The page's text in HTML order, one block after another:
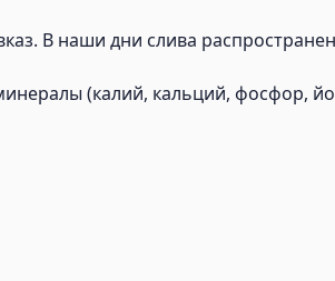
В наши дни слива
(калий, кальций, фосфор,